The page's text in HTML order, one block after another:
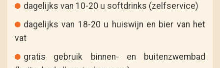
dagelijks van 10-20 u softdrinks (zelfservice)
dagelijks van 18-20 u huiswijn en bier van het
vat
gratis gebruik binnen- en buitenzwembad